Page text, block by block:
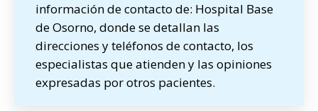
información de contacto de: Hospital Base
de Osorno, donde se detallan las
direcciones y teléfonos de contacto, los
especialistas que atienden y las opiniones
expresadas por otros pacientes.